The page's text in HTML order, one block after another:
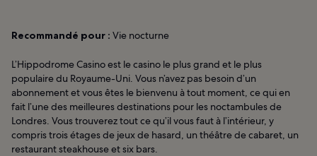
Recommandé pour : Vie nocturne
L’Hippodrome Casino est le casino le plus grand et le plus
populaire du Royaume-Uni. Vous n’avez pas besoin d’un
abonnement et vous êtes le bienvenu à tout moment, ce qui en
fait l’une des meilleures destinations pour les noctambules de
Londres. Vous trouverez tout ce qu’il vous faut à l’intérieur, y
compris trois étages de jeux de hasard, un théâtre de cabaret, un
restaurant steakhouse et six bars.